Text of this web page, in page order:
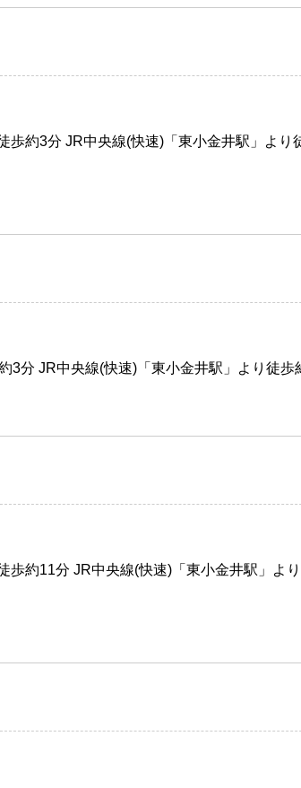
歩約3分 JR中央線(快速)「東小金井駅」より
3分 JR中央線(快速)「東小金井駅」より徒歩
歩約11分 JR中央線(快速)「東小金井駅」よ